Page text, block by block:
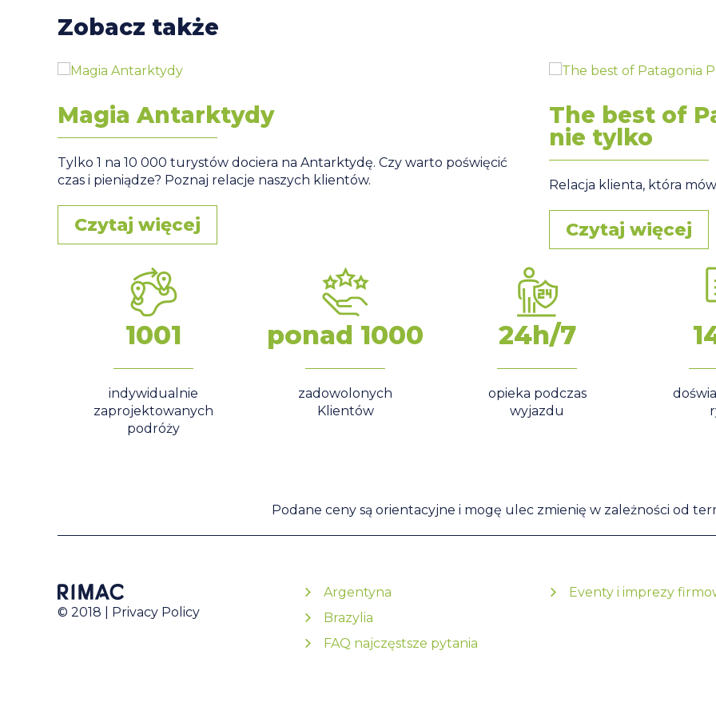
Zobacz także
Magia Antarktydy
Tylko 1 na 10 000 turystów dociera na Antarktydę. Czy warto poświęcić
czas i pieniądze? Poznaj relacje naszych klientów.
Czytaj więcej
The best of
nie tylko
Relacja klienta, która
Czytaj więcej
1001
indywidualnie
zaprojektowanych
podróży
ponad 1000
zadowolonych
Klientów
24h/7
opieka podczas
wyjazdu
Podane ceny są orientacyjne i mogę ulec zmienię w zależności od
© 2018 | Privacy Policy
Argentyna
Brazylia
FAQ najczęstsze pytania
Eventy i imprezy